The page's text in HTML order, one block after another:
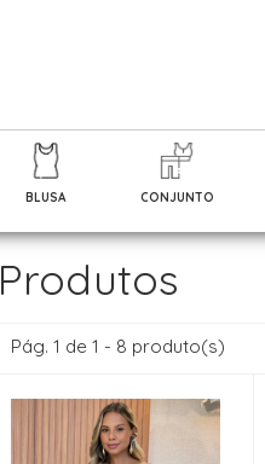
BLUSA CONJUNTO
Produtos
Pág. 1 de 1 - 8 produto(s)